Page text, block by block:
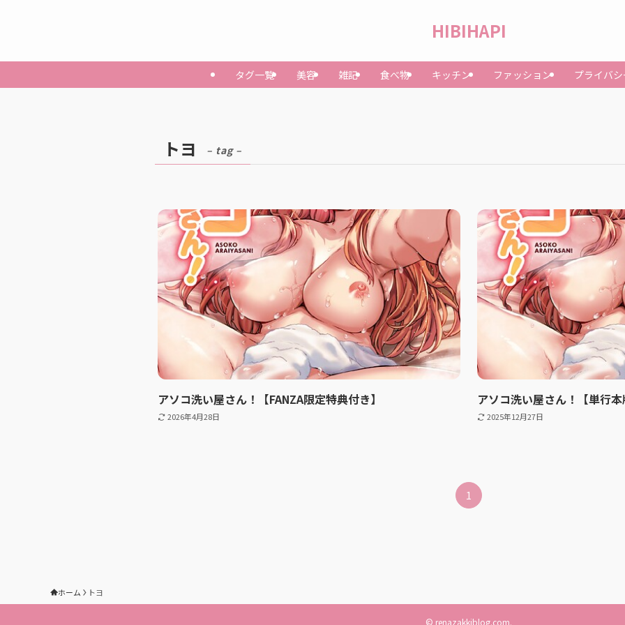
HIBIHAPI
タグ一覧 美容 雑記 食べ物 キッチン ファッション プライバ
トヨ – tag –
アソコ洗い屋さん！【FANZA限定特典付き】
2026年4月28日
アソコ洗い屋さん！【単行
2025年12月27日
1
ホーム トヨ
© renazakkiblog.com.